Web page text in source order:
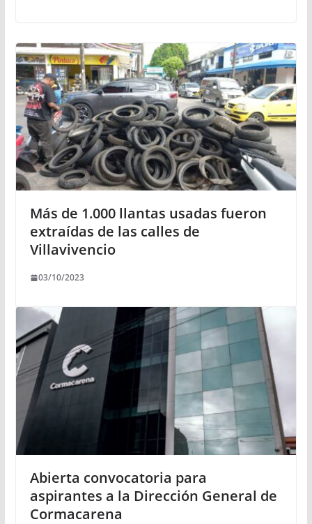
Más de 1.000 llantas usadas fueron
extraídas de las calles de
Villavivencio
03/10/2023
Abierta convocatoria para
aspirantes a la Dirección General de
Cormacarena